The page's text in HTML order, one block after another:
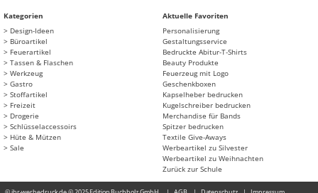
Kategorien
Design-Ideen
Büroartikel
Feuerartikel
Tassen & Flaschen
Werkzeug
Gastro
Stoffartikel
Freizeit
Drogerie
Schlüsselaccessoirs
Hüte & Mützen
Sale
Aktuelle Favoriten
Personalisierung
Gestaltungsservice
Bedruckte Abitur-T-Shirts
Beauty Produkte
Feuerzeug mit Logo
Geschenkboxen
Kapselheber bedrucken
Kugelschreiber bedrucken
Merchandise für Bands
Spitzer bedrucken
Textile Give-Aways
Werbeartikel zu Silvester
Werbeartikel zu Weihnachten
Zurück zur Schule